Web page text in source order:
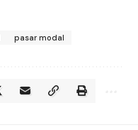
pasar modal